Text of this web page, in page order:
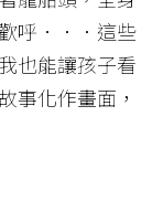
呼．．．這些
也能讓孩子看
事化作畫面，